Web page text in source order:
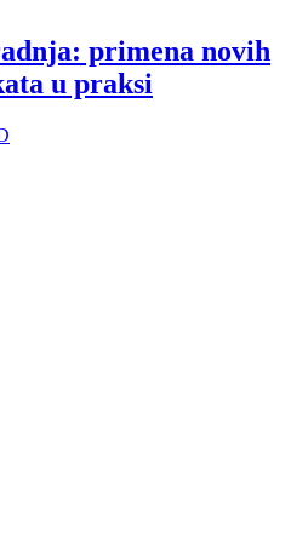
primena novih
u praksi